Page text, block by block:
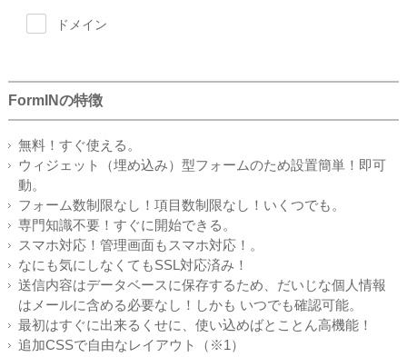
FormINの特徴
無料！すぐ使える。
ウィジェット（埋め込み）型フォームのため設置簡単！即可
動。
フォーム数制限なし！項目数制限なし！いくつでも。
専門知識不要！すぐに開始できる。
スマホ対応！管理画面もスマホ対応！。
なにも気にしなくてもSSL対応済み！
送信内容はデータベースに保存するため、だいじな個人情報
はメールに含める必要なし！しかも いつでも確認可能。
最初はすぐに出来るくせに、使い込めばとことん高機能！
追加CSSで自由なレイアウト（※1）